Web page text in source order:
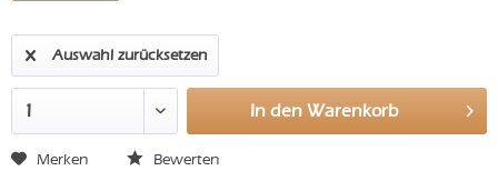
Auswahl zurücksetzen
In den Warenkorb
Merken Bewerten